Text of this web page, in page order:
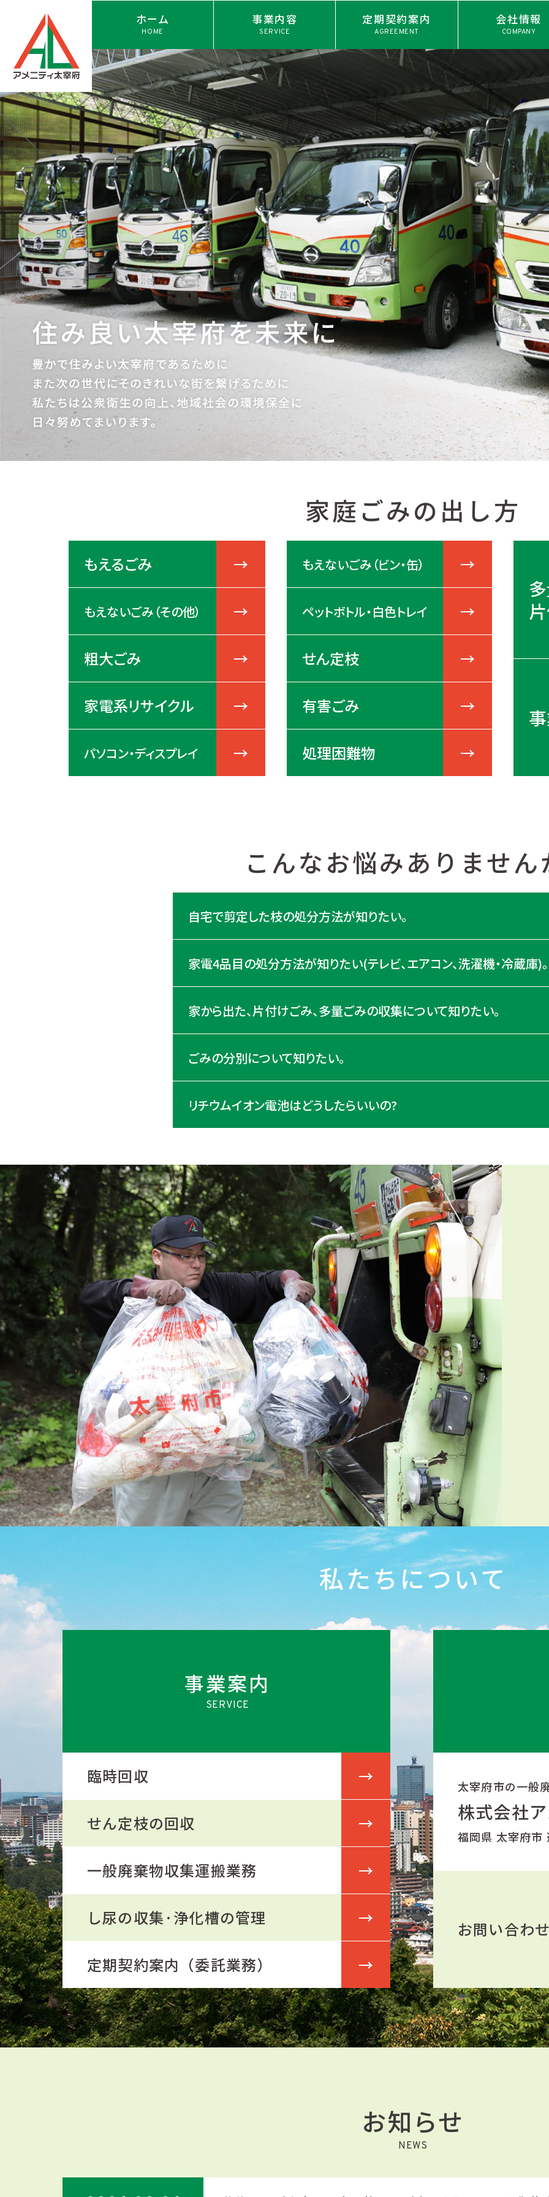
ホーム 事業内容 定期契約案内 会社情報
家庭ごみの出し方
もえるごみ もえないごみ（ビン・缶）
もえないごみ（その他） ペットボトル・白色トレイ
粗大ごみ せん定枝
家電系リサイクル 有害ごみ
パソコン・ディスプレイ 処理困難物
こんなお悩みありません
自宅で剪定した枝の処分方法が知りたい。
家電4品目の処分方法が知りたい(テレビ、エアコン、洗濯機・冷蔵庫)。
家から出た、片付けごみ、多量ごみの収集について知りたい。
ごみの分別について知りたい。
リチウムイオン電池はどうしたらいいの?
私たちについて
事業案内
臨時回収
せん定枝の回収
一般廃棄物収集運搬業務
し尿の収集·浄化槽の管理
定期契約案内（委託業務）
太宰府市の一般
株式会社
福岡県 太宰府市
お問い合わ
お知らせ